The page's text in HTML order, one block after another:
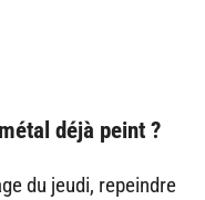
déjà peint ?
du jeudi, repeindre